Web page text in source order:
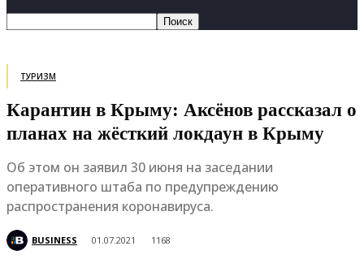
ТУРИЗМ
Карантин в Крыму: Аксёнов рассказал о
планах на жёсткий локдаун в Крыму
Об этом он заявил 30 июня на заседании
оперативного штаба по предупреждению
распространения коронавируса.
BUSINESS 01.07.2021 1168